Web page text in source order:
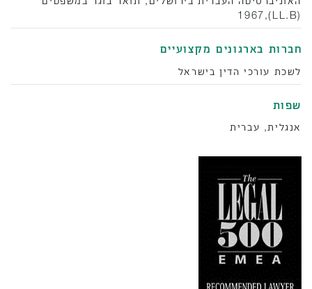
(LL.B),1967
‫חברות בארגונים מקצועיים
לשכת עורכי הדין בישראל
שפות
אנגלית, עברית